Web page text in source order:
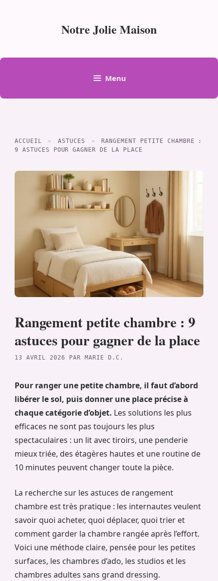
Notre Jolie Maison
Menu
ACCUEIL » ASTUCES »
RANGEMENT PETITE CHAMBRE :
9 ASTUCES POUR GAGNER DE LA PLACE
Rangement petite chambre : 9
astuces pour gagner de la place
13 AVRIL 2026 PAR MARIE D.C.
Pour ranger une petite chambre, il faut d’abord
libérer le sol, puis donner une place précise à
chaque catégorie d’objet. Les solutions les plus
efficaces ne sont pas toujours les plus
spectaculaires : un lit avec tiroirs, une penderie
mieux triée, des étagères hautes et une routine de
10 minutes peuvent changer toute la pièce.
La recherche sur les astuces de rangement
chambre est très pratique : les internautes veulent
savoir quoi acheter, quoi déplacer, quoi trier et
comment garder la chambre rangée après l’effort.
Voici une méthode claire, pensée pour les petites
surfaces, les chambres d’ado, les studios et les
chambres adultes sans grand dressing.